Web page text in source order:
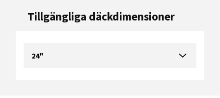
Tillgängliga däckdimensioner
24"